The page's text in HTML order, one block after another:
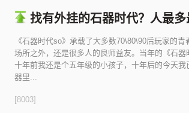
找有外挂的石器时代？人最
《石器时代so》承载了大多数70\80\90后玩家的
场所之外，还是很多人的良师益友。当年的《石器
十年前我还是个五年级的小孩子，十年后的今天
器里...
[8003]